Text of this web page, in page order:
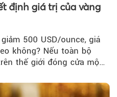
định giá trị của vàng
500 USD/ounce, giá
không? Nếu toàn bộ
thế giới đóng cửa một